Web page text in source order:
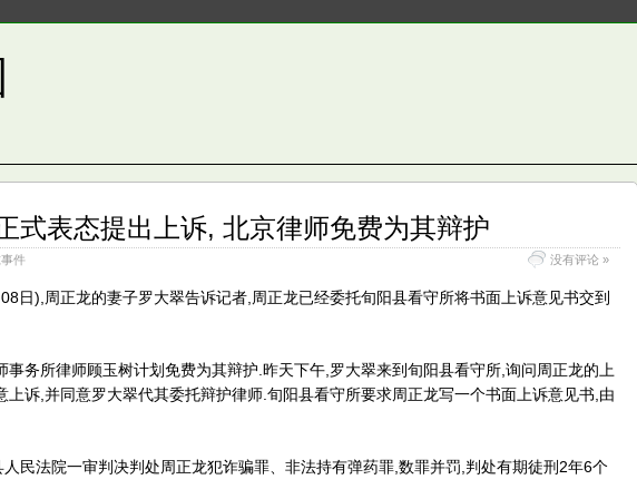
式表态提出上诉, 北京律师免费为其辩护
件 没有评论 »
日),周正龙的妻子罗大翠告诉记者,周正龙已经委托旬阳县看守所将书面上诉意见书交到
事务所律师顾玉树计划免费为其辩护.昨天下午,罗大翠来到旬阳县看守所,询问周正龙的上
上诉,并同意罗大翠代其委托辩护律师.旬阳县看守所要求周正龙写一个书面上诉意见书,由
民法院一审判决判处周正龙犯诈骗罪、非法持有弹药罪,数罪并罚,判处有期徒刑2年6个